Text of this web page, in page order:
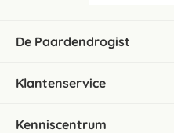
De Paardendrogist
Klantenservice
Kenniscentrum